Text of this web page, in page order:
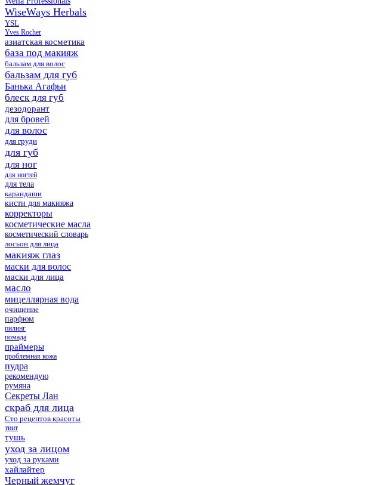
WiseWays Herbals
YSL
Yves Rocher
азиатская косметика
база под макияж
бальзам для волос
бальзам для губ
Банька Агафьи
блеск для губ
дезодорант
для бровей
для волос
для груди
для губ
для ног
для ногтей
для тела
карандаши
кисти для макияжа
корректоры
косметические масла
косметический словарь
лосьон для лица
макияж глаз
маски для волос
маски для лица
масло
мицеллярная вода
очищение
парфюм
пилинг
помада
праймеры
проблемная кожа
пудра
рекомендую
румяна
Секреты Лан
скраб для лица
Сто рецептов красоты
тинт
тушь
уход за лицом
уход за руками
хайлайтер
Черный жемчуг